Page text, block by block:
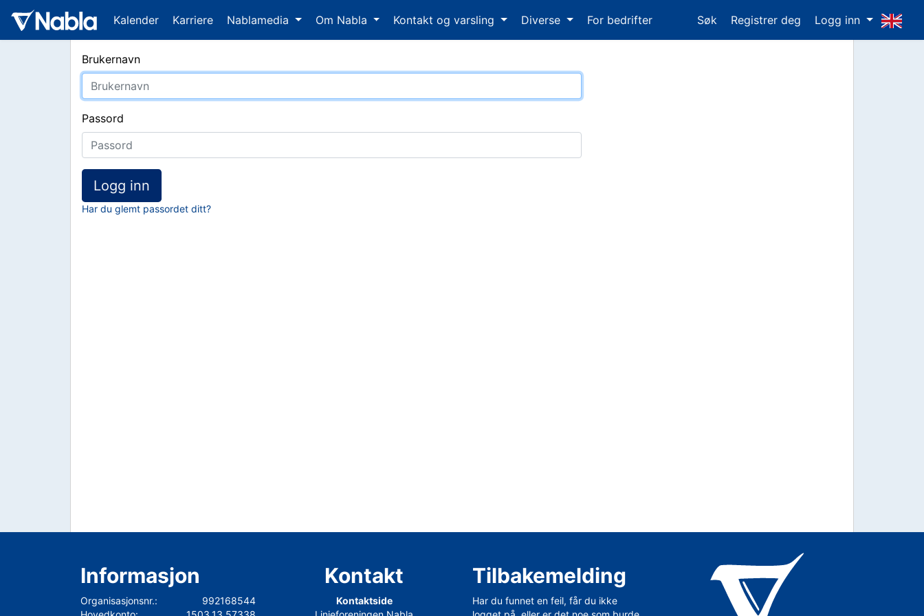
Kalender Karriere Nablamedia Om Nabla Kontakt og varsling Diverse For bedrifter Søk Registrer deg Logg inn
Brukernavn
Passord
Logg inn
Har du glemt passordet ditt?
Informasjon
Organisasjonsnr.:
992168544
Kontakt
Kontaktside
Tilbakemelding
Har du funnet en feil, får du ikke